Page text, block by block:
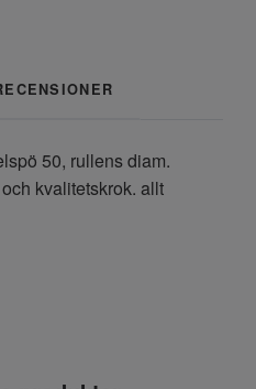
50, rullens diam.
kvalitetskrok. allt